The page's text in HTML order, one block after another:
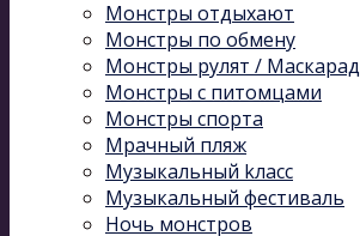
Монстры отдыхают
Монстры по обмену
Монстры рулят / Маскарад
Монстры с питомцами
Монстры спорта
Мрачный пляж
Музыкальный kласс
Музыкальный фестиваль
Ночь монстров